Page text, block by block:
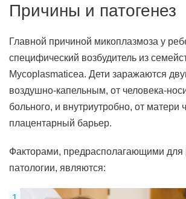
Причины и патогенез
Главной причиной микоплазмоза у
специфический возбудитель из
Mycoplasmaticea. Дети заражаются
воздушно-капельным, от человека-
больного, и внутриутробно, от матери
плацентарный барьер.
Факторами, предрасполагающими для
патологии, являются: